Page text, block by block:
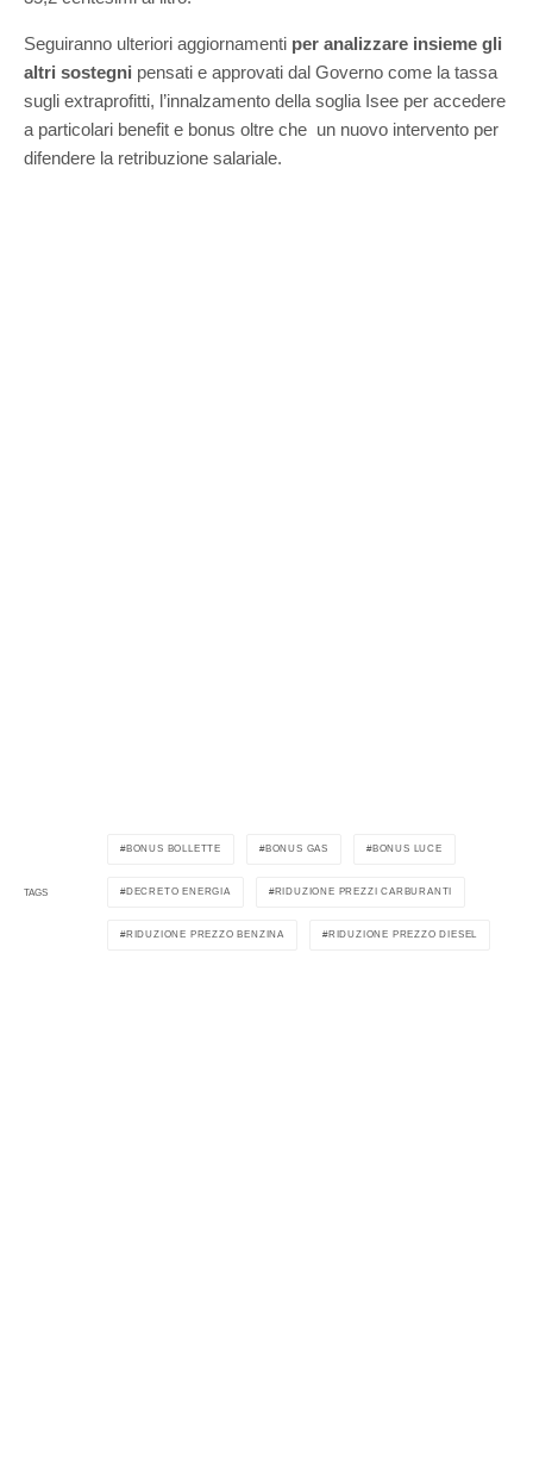
Seguiranno ulteriori aggiornamenti per analizzare insieme gli
altri sostegni pensati e approvati dal Governo come la tassa
sugli extraprofitti, l’innalzamento della soglia Isee per accedere
a particolari benefit e bonus oltre che un nuovo intervento per
difendere la retribuzione salariale.
TAGS
BONUS BOLLETTE BONUS GAS BONUS LUCE
DECRETO ENERGIA RIDUZIONE PREZZI CARBURANTI
RIDUZIONE PREZZO BENZINA RIDUZIONE PREZZO DIESEL